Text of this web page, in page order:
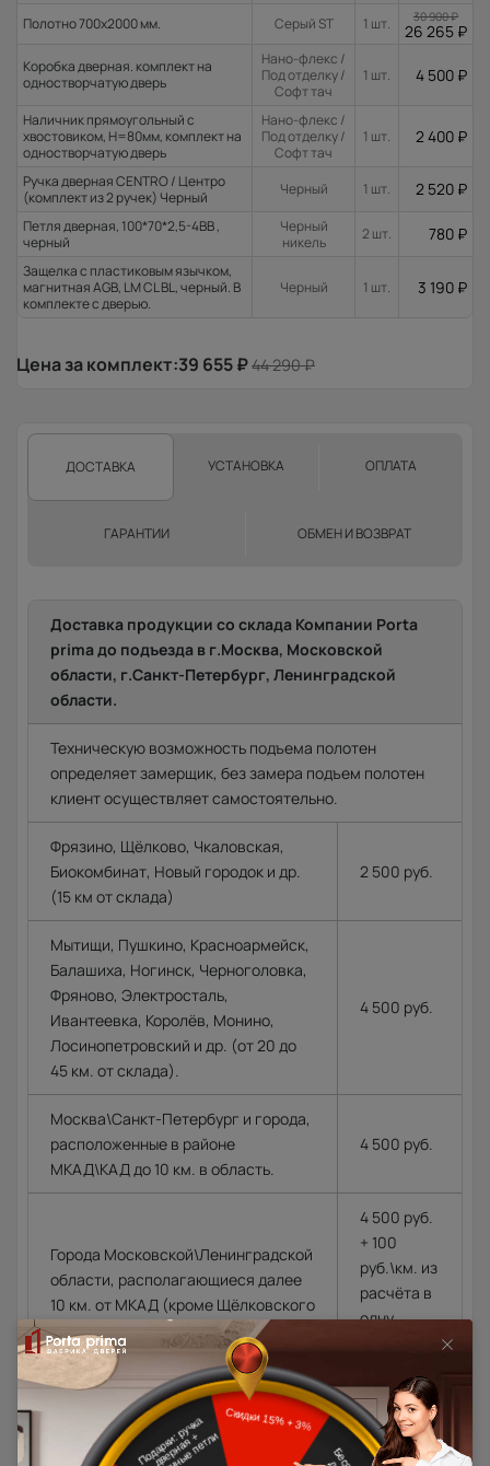
Полотно 700x2000 мм. Серый ST 1 шт. 30 900₽
26 265 ₽
Коробка дверная. комплект на
одностворчатую дверь
Нано-флекс /
Под отделку /
Софт тач
1 шт. 4 500 ₽
Наличник прямоугольный с
хвостовиком, H=80мм, комплект на
одностворчатую дверь
Нано-флекс /
Под отделку /
Софт тач
1 шт. 2 400 ₽
Ручка дверная CENTRO / Центро
(комплект из 2 ручек) Черный
Черный 1 шт. 2 520 ₽
Петля дверная, 100*70*2,5-4ВВ ,
черный
Черный
никель
2 шт. 780 ₽
Защелка с пластиковым язычком,
магнитная AGB, LM CL BL, черный. В
комплекте с дверью.
Черный 1 шт. 3 190 ₽
Цена за комплект:39 655₽44 290₽
ДОСТАВКА УСТАНОВКА ОПЛАТА
ГАРАНТИИ ОБМЕН И ВОЗВРАТ
Доставка продукции со склада Компании Porta
prima до подъезда в г.Москва, Московской
области, г.Санкт-Петербург, Ленинградской
области.
Техническую возможность подъема полотен
определяет замерщик, без замера подъем полотен
клиент осуществляет самостоятельно.
Фрязино, Щёлково, Чкаловская,
Биокомбинат, Новый городок и др.
(15 км от склада)
2 500 руб.
Мытищи, Пушкино, Красноармейск,
Балашиха, Ногинск, Черноголовка,
Фряново, Электросталь,
Ивантеевка, Королёв, Монино,
Лосинопетровский и др. (от 20 до
45 км. от склада).
4 500 руб.
Москва\Санкт-Петербург и города,
расположенные в районе
МКАД\КАД до 10 км. в область.
4 500 руб.
Города Московской\Ленинградской
области, располагающиеся далее
10 км. от МКАД (кроме Щёлковского
шоссе)\КАД
4 500 руб.
+ 100
руб.\км. из
расчёта в
одну
Доставка в регионы осуществляется по тарифам нашего
дилера в данном регионе или, при заказе через запрос с